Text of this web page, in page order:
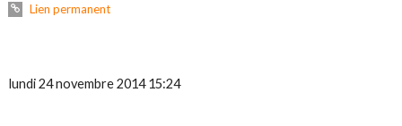
Lien permanent
lundi 24 novembre 2014 15:24